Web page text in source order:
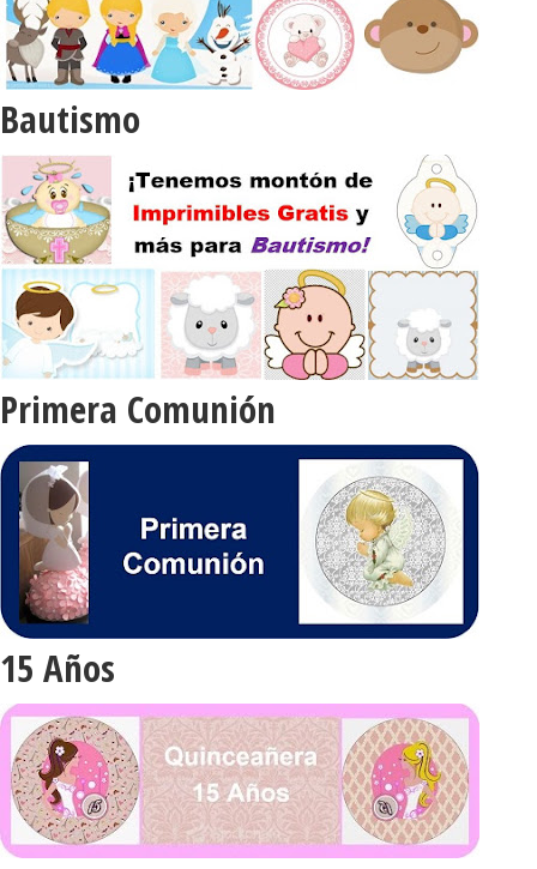
Bautismo
Primera Comunión
15 Años